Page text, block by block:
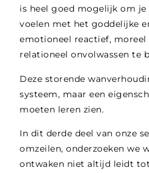
is heel goed mogelijk om
voelen met het goddelijke
emotioneel reactief,
relationeel onvolwassen te
Deze storende
systeem, maar een
moeten leren zien.
In dit derde deel van onze
omzeilen, onderzoeken we
ontwaken niet altijd leidt